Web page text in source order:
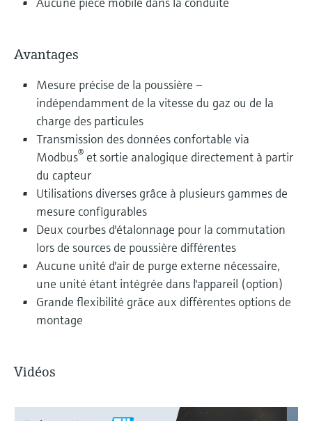
Avantages
Mesure précise de la poussière –
indépendamment de la vitesse du gaz ou de la
charge des particules
Transmission des données confortable via
Modbus® et sortie analogique directement à partir
du capteur
Utilisations diverses grâce à plusieurs gammes de
mesure configurables
Deux courbes d'étalonnage pour la commutation
lors de sources de poussière différentes
Aucune unité d'air de purge externe nécessaire,
une unité étant intégrée dans l'appareil (option)
Grande flexibilité grâce aux différentes options de
montage
Vidéos